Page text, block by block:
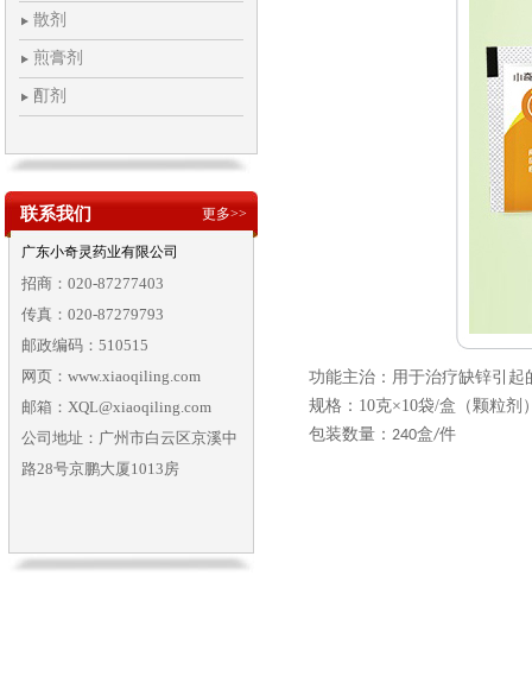
散剂
煎膏剂
酊剂
联系我们 更多>>
广东小奇灵药业有限公司
招商：020-87277403
传真：020-87279793
邮政编码：510515
网页：www.xiaoqiling.com
邮箱：XQL@xiaoqiling.com
公司地址：广州市白云区京溪中
路28号京鹏大厦1013房
功能主治：用于治疗缺锌引
规格： 10克×10袋/盒（颗粒剂
包装数量： 240盒/件